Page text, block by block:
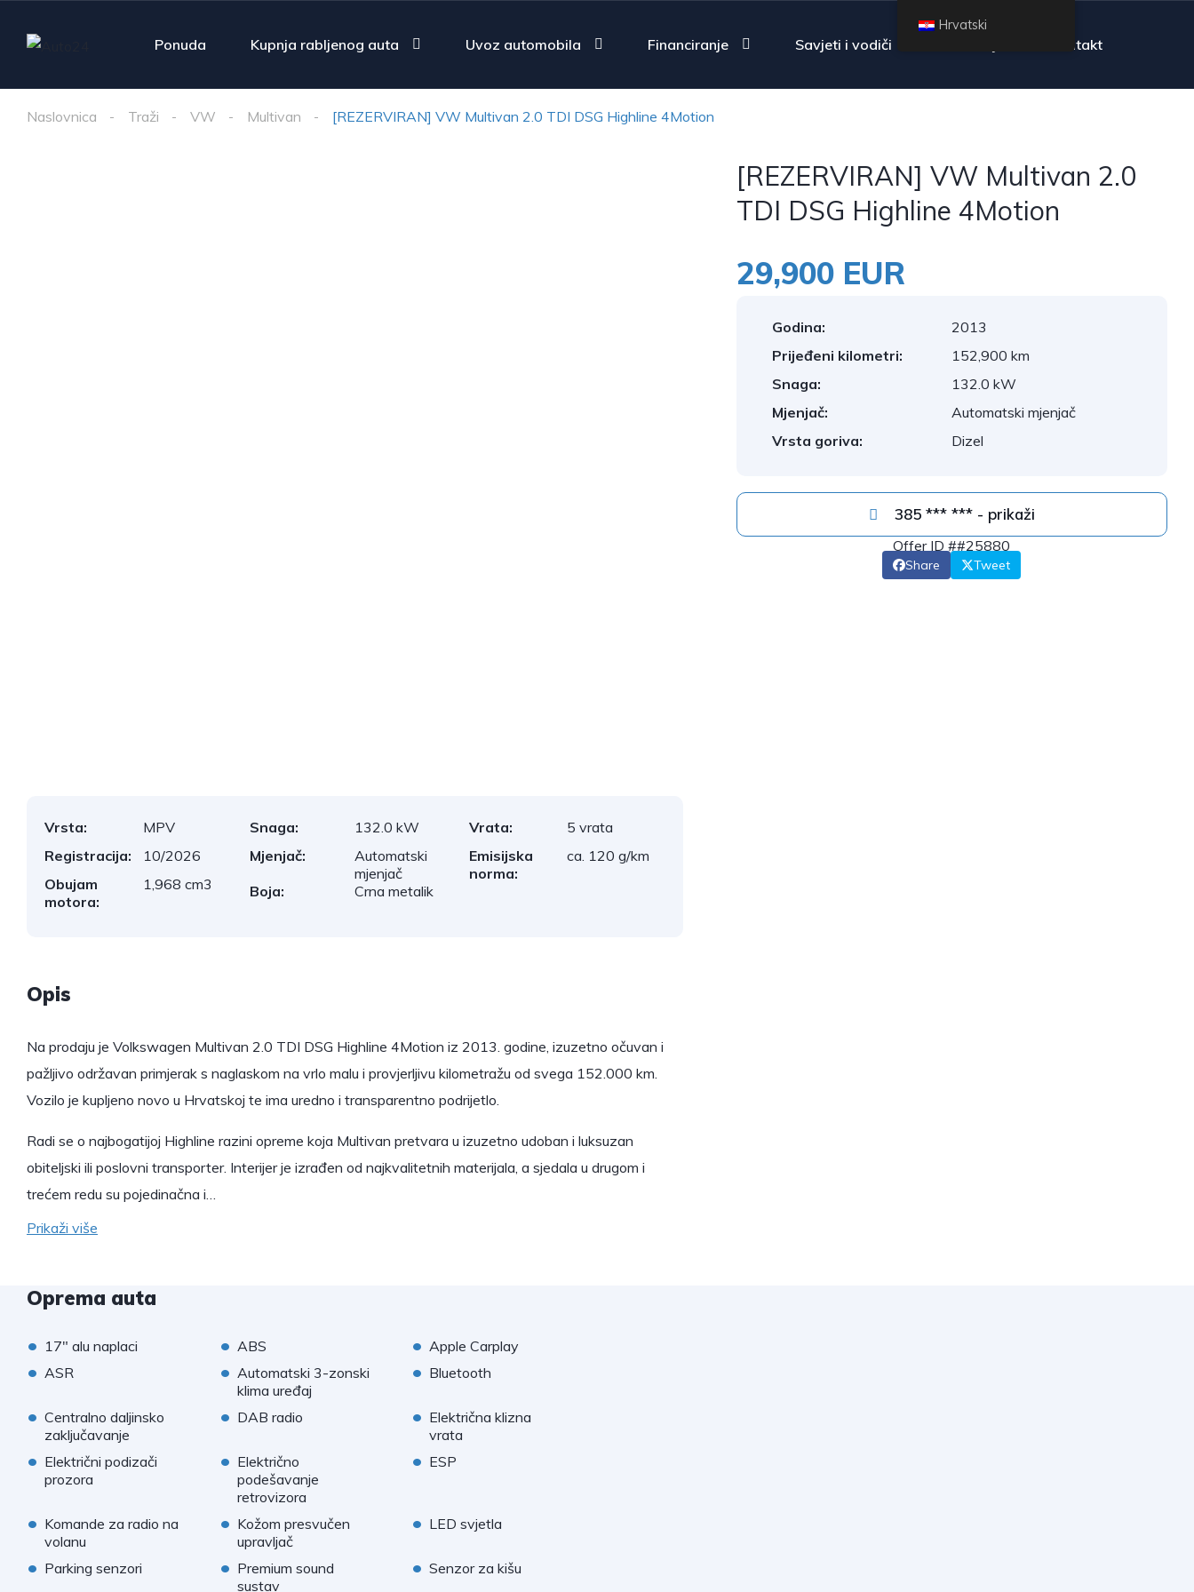
Ponuda Kupnja rabljenog auta Uvoz automobila Financiranje Savjeti i vodiči Kontakt
Naslovnica Traži VW Multivan [REZERVIRAN] VW Multivan 2.0 TDI DSG Highline 4Motion
Vrsta:
MPV
Registracija:
10/2026
Obujam
motora:
1,968 cm3
Snaga:
132.0 kW
Mjenjač:
Automatski
mjenjač
Boja:
Crna metalik
Vrata:
5 vrata
Emisijska
norma:
ca. 120 g/km
Opis
Na prodaju je Volkswagen Multivan 2.0 TDI DSG Highline 4Motion iz 2013. godine, izuzetno očuvan i
pažljivo održavan primjerak s naglaskom na vrlo malu i provjerljivu kilometražu od svega 152.000 km.
Vozilo je kupljeno novo u Hrvatskoj te ima uredno i transparentno podrijetlo.
Radi se o najbogatijoj Highline razini opreme koja Multivan pretvara u izuzetno udoban i luksuzan
obiteljski ili poslovni transporter. Interijer je izrađen od najkvalitetnih materijala, a sjedala u drugom i
trećem redu su pojedinačna i…
Prikaži više
[REZERVIRAN] VW Multivan 2.0
TDI DSG Highline 4Motion
29,900 EUR
Godina:
2013
Prijeđeni kilometri:
152,900 km
Snaga:
132.0 kW
Mjenjač:
Automatski mjenjač
Vrsta goriva:
Dizel
385 *** *** - prikaži
Offer ID ##25880
Share Tweet
Oprema auta
• 17" alu naplaci • ABS • Apple Carplay
• ASR • Automatski 3-zonski
klima uređaj
• Bluetooth
• Centralno daljinsko
zaključavanje
• DAB radio • Električna klizna
vrata
• Električni podizači
prozora
• Električno
podešavanje
retrovizora
• ESP
• Komande za radio na
volanu
• Kožom presvučen
upravljač
• LED svjetla
• Parking senzori • Premium sound
sustav
• Senzor za kišu
Hrvatski